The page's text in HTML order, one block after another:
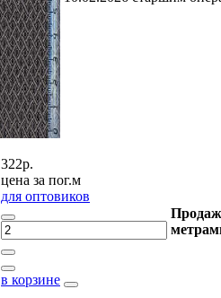
322р.
цена за пог.м
для оптовиков
в корзине